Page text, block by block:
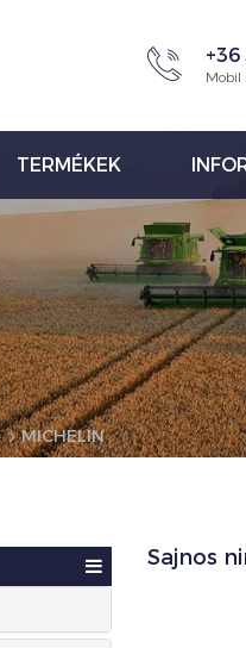
+36
Mobil
TERMÉKEK
MICHELIN
Sajnos